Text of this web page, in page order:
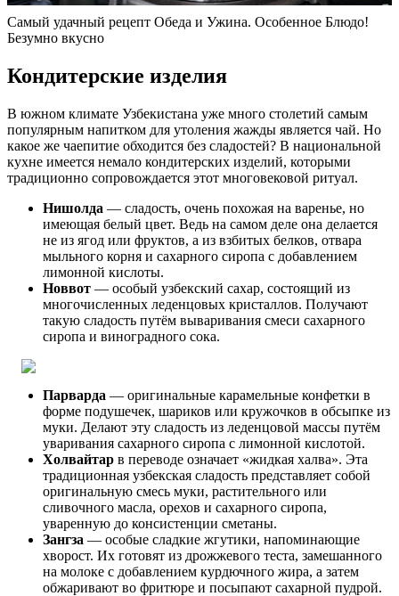
Самый удачный рецепт Обеда и Ужина. Особенное Блюдо!
Безумно вкусно
Кондитерские изделия
В южном климате Узбекистана уже много столетий самым
популярным напитком для утоления жажды является чай. Но
какое же чаепитие обходится без сладостей? В национальной
кухне имеется немало кондитерских изделий, которыми
традиционно сопровождается этот многовековой ритуал.
Нишолда — сладость, очень похожая на варенье, но
имеющая белый цвет. Ведь на самом деле она делается
не из ягод или фруктов, а из взбитых белков, отвара
мыльного корня и сахарного сиропа с добавлением
лимонной кислоты.
Новвот — особый узбекский сахар, состоящий из
многочисленных леденцовых кристаллов. Получают
такую сладость путём вываривания смеси сахарного
сиропа и виноградного сока.
Парварда — оригинальные карамельные конфетки в
форме подушечек, шариков или кружочков в обсыпке из
муки. Делают эту сладость из леденцовой массы путём
уваривания сахарного сиропа с лимонной кислотой.
Холвайтар в переводе означает «жидкая халва». Эта
традиционная узбекская сладость представляет собой
оригинальную смесь муки, растительного или
сливочного масла, орехов и сахарного сиропа,
уваренную до консистенции сметаны.
Зангза — особые сладкие жгутики, напоминающие
хворост. Их готовят из дрожжевого теста, замешанного
на молоке с добавлением курдючного жира, а затем
обжаривают во фритюре и посыпают сахарной пудрой.